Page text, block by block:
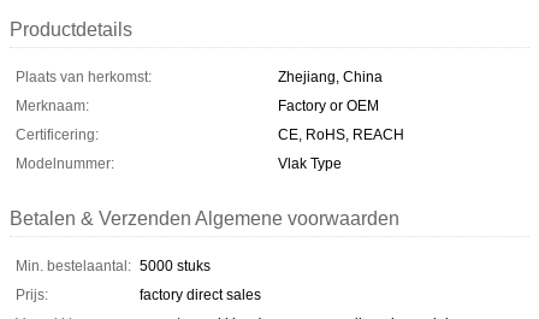
Productdetails
Plaats van herkomst:
Zhejiang, China
Merknaam:
Factory or OEM
Certificering:
CE, RoHS, REACH
Modelnummer:
Vlak Type
Betalen & Verzenden Algemene voorwaarden
Min. bestelaantal: 5000 stuks
Prijs:
factory direct sales